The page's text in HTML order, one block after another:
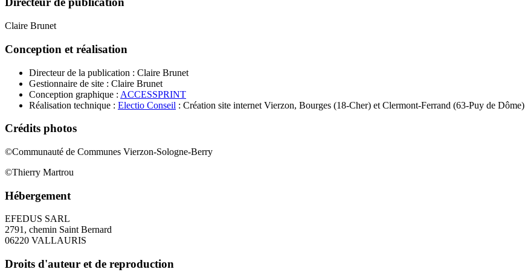
Claire Brunet
Conception et réalisation
Directeur de la publication : Claire Brunet
Gestionnaire de site : Claire Brunet
Conception graphique : ACCESSPRINT
Réalisation technique : Electio Conseil : Création site internet Vierzon, Bourges (18-Cher) et Clermont-Ferrand (63-Puy de Dôme)
Crédits photos
©Communauté de Communes Vierzon-Sologne-Berry
©Thierry Martrou
Hébergement
EFEDUS SARL
2791, chemin Saint Bernard
06220 VALLAURIS
Droits d'auteur et de reproduction